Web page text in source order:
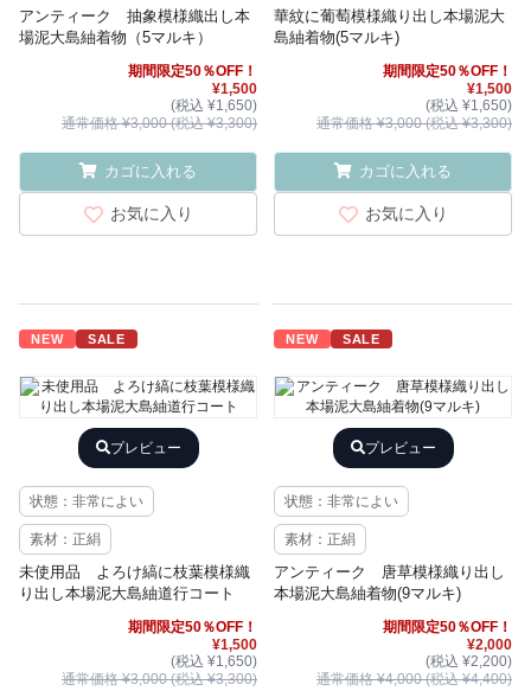
アンティーク 抽象模様織出し本
場泥大島紬着物（5マルキ）
期間限定50％OFF！
¥1,500
(税込 ¥1,650)
通常価格 ¥3,000 (税込 ¥3,300)
カゴに入れる
お気に入り
華紋に葡萄模様織り出し本場泥大
島紬着物(5マルキ)
期間限定50％OFF！
¥1,500
(税込 ¥1,650)
通常価格 ¥3,000 (税込 ¥3,300)
カゴに入れる
お気に入り
NEW SALE
プレビュー
状態：非常によい
素材：正絹
未使用品 よろけ縞に枝葉模様織
り出し本場泥大島紬道行コート
期間限定50％OFF！
¥1,500
(税込 ¥1,650)
通常価格 ¥3,000 (税込 ¥3,300)
NEW SALE
プレビュー
状態：非常によい
素材：正絹
アンティーク 唐草模様織り出し
本場泥大島紬着物(9マルキ)
期間限定50％OFF！
¥2,000
(税込 ¥2,200)
通常価格 ¥4,000 (税込 ¥4,400)